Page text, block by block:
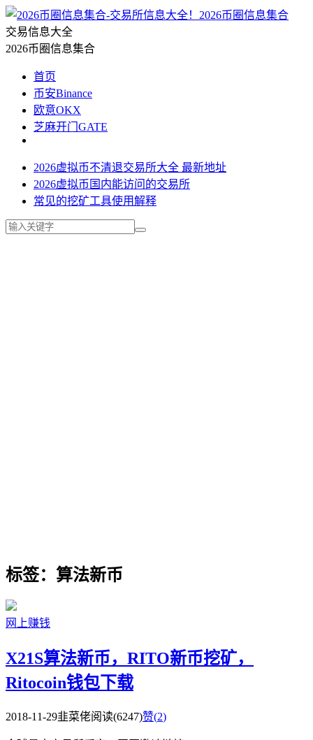
2026币圈信息集合
交易信息大全
2026币圈信息集合
首页
币安Binance
欧意OKX
芝麻开门GATE
2026虚拟币不清退交易所大全 最新地址
2026虚拟币国内能访问的交易所
常见的挖矿工具使用解释
标签：算法新币
网上赚钱
X21S算法新币，RITO新币挖矿，
Ritocoin钱包下载
2018-11-29韭菜佬阅读(6247)赞(2)